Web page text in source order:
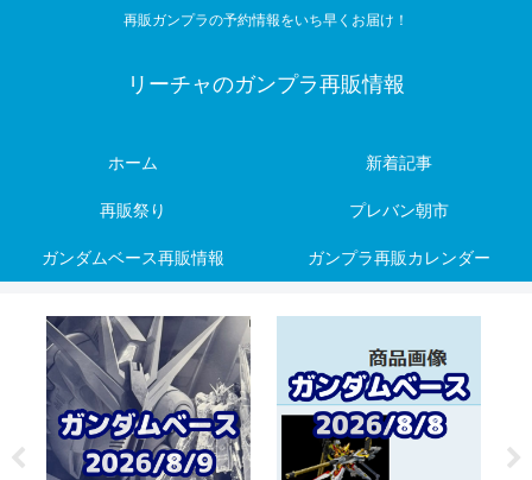
再販ガンプラの予約情報をいち早くお届け！
リーチャのガンプラ再販情報
ホーム 新着記事
再販祭り プレバン朝市
ガンダムベース再販情報 ガンプラ再販カレンダー